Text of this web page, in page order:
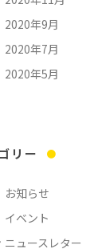
2020年9月
2020年7月
2020年5月
リー
お知らせ
イベント
ニュースレター